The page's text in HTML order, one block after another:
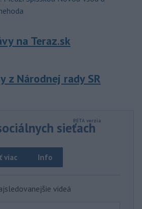
na Teraz.sk
z Národnej rady SR
sieťach
Info
viac
videá